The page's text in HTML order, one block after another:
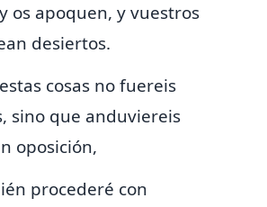
os apoquen, y vuestros
desiertos.
cosas no fuereis
sino que anduviereis
oposición,
procederé con